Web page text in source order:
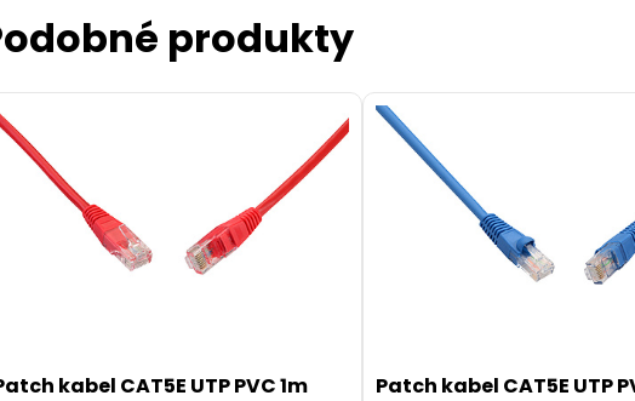
produkty
kabel CAT5E UTP PVC 1m
Patch kabel CAT5E UTP